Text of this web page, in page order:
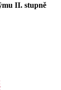
II. stupně